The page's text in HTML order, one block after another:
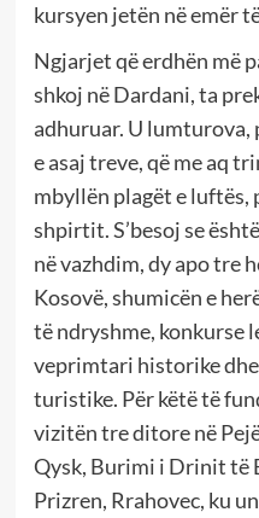
kursyen jetën në emër
Ngjarjet që erdhën më
shkoj në Dardani, ta
adhuruar. U lumturova,
e asaj treve, që me aq
mbyllën plagët e luftës,
shpirtit. S’besoj se
në vazhdim, dy apo tre
Kosovë, shumicën e
të ndryshme, konkurse
veprimtari historike
turistike. Për këtë të
vizitën tre ditore në
Qysk, Burimi i Drinit të
Prizren, Rrahovec, ku